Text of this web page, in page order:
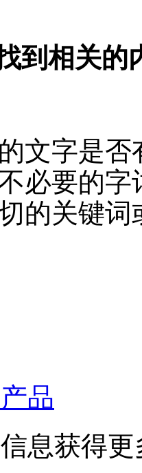
到相关的
文字是否
必要的字
的关键
品
息获得